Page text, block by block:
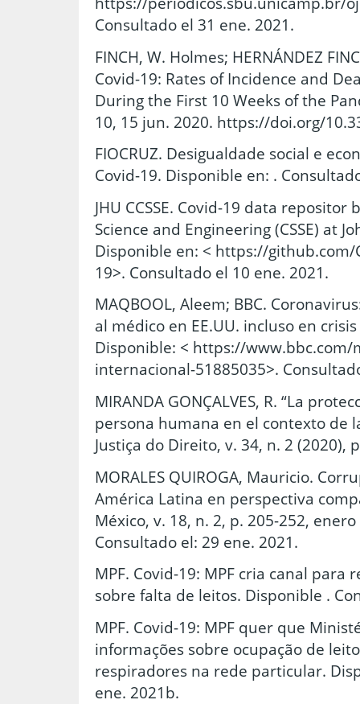
Consultado el 31 ene. 2021.
FINCH, W. Holmes; HERNÁNDEZ
Covid-19: Rates of Incidence and
During the First 10 Weeks of the
10, 15 jun. 2020. https://doi.org/
FIOCRUZ. Desigualdade social e
Covid-19. Disponible en: .
JHU CCSSE. Covid-19 data
Science and Engineering (CSSE) at
Disponible en: < https://github.com/
19>. Consultado el 10 ene. 2021.
MAQBOOL, Aleem; BBC.
al médico en EE.UU. incluso en
Disponible: < https://
internacional-51885035>.
MIRANDA GONÇALVES, R. “La
persona humana en el contexto de
Justiça do Direito, v. 34, n. 2 (2020),
MORALES QUIROGA, Mauricio.
América Latina en perspectiva
México, v. 18, n. 2, p. 205-252,
Consultado el: 29 ene. 2021.
MPF. Covid-19: MPF cria canal
sobre falta de leitos. Disponible .
MPF. Covid-19: MPF quer que
informações sobre ocupação de
respiradores na rede particular.
ene. 2021b.